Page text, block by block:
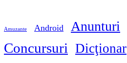
Amuzante Android Anunturi
Concursuri Dicţionar